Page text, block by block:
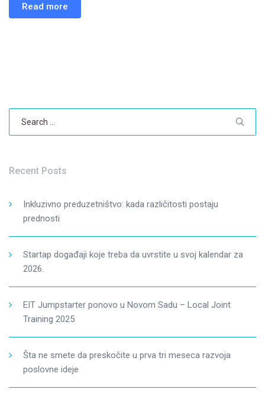
Read more
Recent Posts
Inkluzivno preduzetništvo: kada različitosti postaju
prednosti
Startap događaji koje treba da uvrstite u svoj kalendar za
2026.
EIT Jumpstarter ponovo u Novom Sadu – Local Joint
Training 2025
Šta ne smete da preskočite u prva tri meseca razvoja
poslovne ideje